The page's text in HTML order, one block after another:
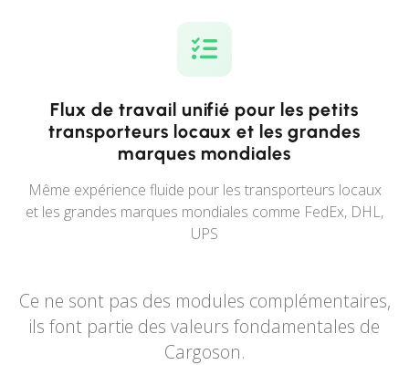
Flux de travail unifié pour les petits
transporteurs locaux et les grandes
marques mondiales
Même expérience fluide pour les transporteurs locaux
et les grandes marques mondiales comme FedEx, DHL,
UPS
Ce ne sont pas des modules complémentaires,
ils font partie des valeurs fondamentales de
Cargoson.